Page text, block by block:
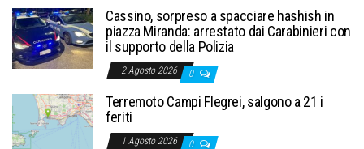
Cassino, sorpreso a spacciare hashish in
piazza Miranda: arrestato dai Carabinieri con
il supporto della Polizia
2 Agosto 2026 0
Terremoto Campi Flegrei, salgono a 21 i
feriti
1 Agosto 2026 0